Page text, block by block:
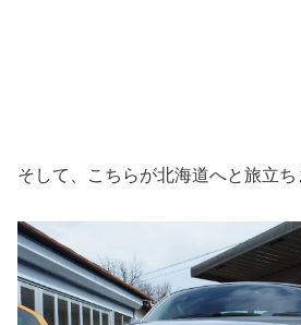
そして、こちらが北海道へと旅立ち